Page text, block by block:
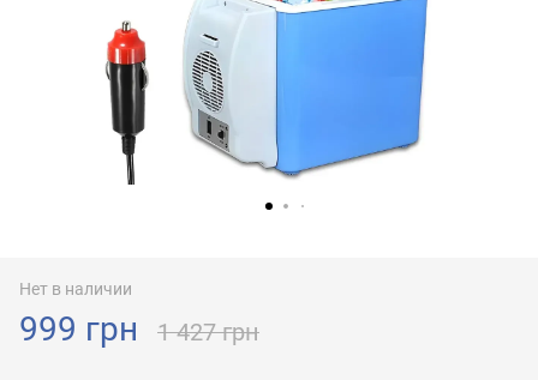
Нет в наличии
999 грн 1 427 грн